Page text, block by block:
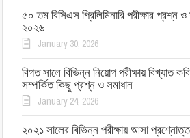
৫০ তম বিসিএস প্রিলিমিনারি পরীক্ষার প্রশ্ন
২০২৬
January 30, 2026
বিগত সালে বিভিন্ন নিয়োগ পরীক্ষায় বিখ্যাত
সম্পর্কিত কিছু প্রশ্ন ও সমাধান
January 24, 2026
২০২১ সালের বিভিন্ন পরীক্ষায় আসা